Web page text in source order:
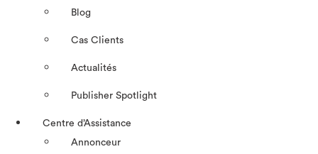
Blog
Cas Clients
Actualités
Publisher Spotlight
Centre d’Assistance
Annonceur